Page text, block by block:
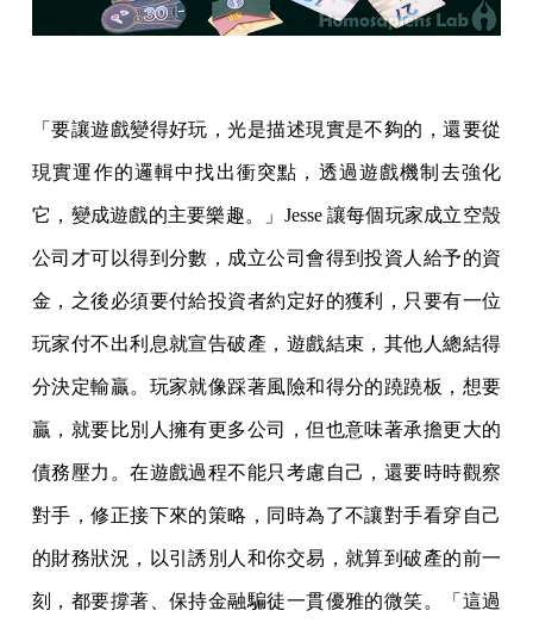
「要讓遊戲變得好玩，光是描述現實是不夠的，還要從
現實運作的邏輯中找出衝突點，透過遊戲機制去強化
它，變成遊戲的主要樂趣。」Jesse 讓每個玩家成立空殼
公司才可以得到分數，成立公司會得到投資人給予的資
金，之後必須要付給投資者約定好的獲利，只要有一位
玩家付不出利息就宣告破產，遊戲結束，其他人總結得
分決定輸贏。玩家就像踩著風險和得分的蹺蹺板，想要
贏，就要比別人擁有更多公司，但也意味著承擔更大的
債務壓力。在遊戲過程不能只考慮自己，還要時時觀察
對手，修正接下來的策略，同時為了不讓對手看穿自己
的財務狀況，以引誘別人和你交易，就算到破產的前一
刻，都要撐著、保持金融騙徒一貫優雅的微笑。「這過